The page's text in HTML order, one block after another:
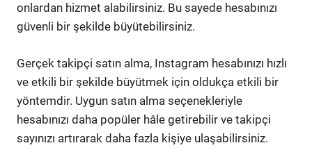
onlardan hizmet alabilirsiniz. Bu sayede hesabınızı
güvenli bir şekilde büyütebilirsiniz.
Gerçek takipçi satın alma, Instagram hesabınızı hızlı
ve etkili bir şekilde büyütmek için oldukça etkili bir
yöntemdir. Uygun satın alma seçenekleriyle
hesabınızı daha popüler hâle getirebilir ve takipçi
sayınızı artırarak daha fazla kişiye ulaşabilirsiniz.